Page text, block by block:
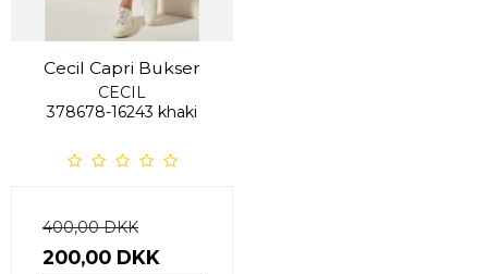
Cecil Capri Bukser
CECIL
378678-16243 khaki
400,00 DKK
200,00 DKK